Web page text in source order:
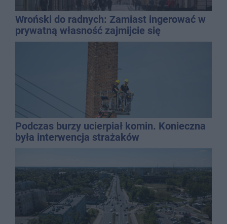
Wroński do radnych: Zamiast ingerować w
prywatną własność zajmijcie się
gospodarką
Podczas burzy ucierpiał komin. Konieczna
była interwencja strażaków